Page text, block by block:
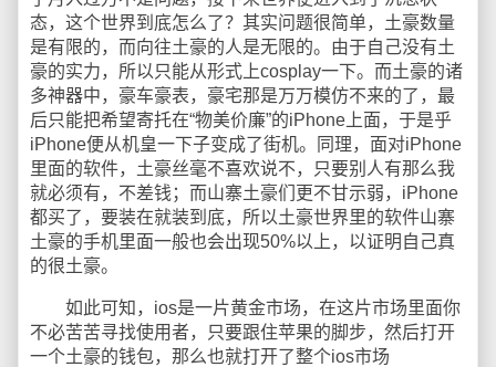
态，这个世界到底怎么了？其实问题很简单，土豪数量
是有限的，而向往土豪的人是无限的。由于自己没有土
豪的实力，所以只能从形式上cosplay一下。而土豪的诸
多神器中，豪车豪表，豪宅那是万万模仿不来的了，最
后只能把希望寄托在“物美价廉”的iPhone上面，于是乎
iPhone便从机皇一下子变成了街机。同理，面对iPhone
里面的软件，土豪丝毫不喜欢说不，只要别人有那么我
就必须有，不差钱；而山寨土豪们更不甘示弱，iPhone
都买了，要装在就装到底，所以土豪世界里的软件山寨
土豪的手机里面一般也会出现50%以上，以证明自己真
的很土豪。
如此可知，ios是一片黄金市场，在这片市场里面你
不必苦苦寻找使用者，只要跟住苹果的脚步，然后打开
一个土豪的钱包，那么也就打开了整个ios市场